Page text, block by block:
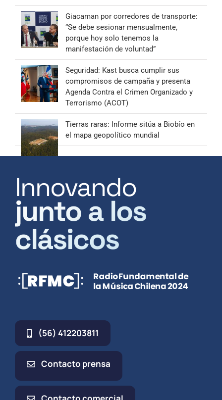
Giacaman por corredores de transporte:
“Se debe sesionar mensualmente,
porque hoy solo tenemos la
manifestación de voluntad”
Seguridad: Kast busca cumplir sus
compromisos de campaña y presenta
Agenda Contra el Crimen Organizado y
Terrorismo (ACOT)
Tierras raras: Informe sitúa a Biobío en
el mapa geopolítico mundial
Innovando
junto a los
clásicos
(56) 412203811
Contacto prensa